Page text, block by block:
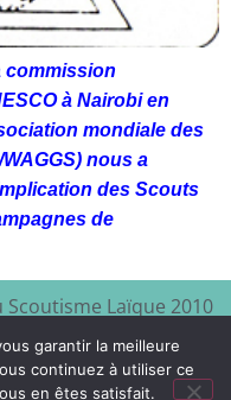
commission
à Nairobi en
mondiale des
nous a
des Scouts
de
Laïque 2010
Mentions légales et
garantir la meilleure
continuez à utiliser ce
en êtes satisfait.